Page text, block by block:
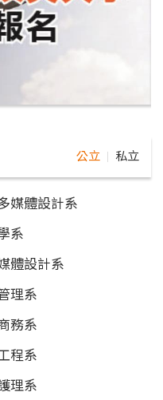
公立 ｜ 私立
媒體設計系
系
體設計系
理系
務系
程系
理系